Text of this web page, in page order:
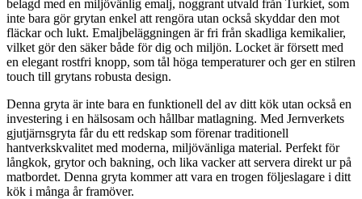
belagd med en miljövänlig emalj, noggrant utvald från Turkiet, som
inte bara gör grytan enkel att rengöra utan också skyddar den mot
fläckar och lukt. Emaljbeläggningen är fri från skadliga kemikalier,
vilket gör den säker både för dig och miljön. Locket är försett med
en elegant rostfri knopp, som tål höga temperaturer och ger en stilren
touch till grytans robusta design.
Denna gryta är inte bara en funktionell del av ditt kök utan också en
investering i en hälsosam och hållbar matlagning. Med Jernverkets
gjutjärnsgryta får du ett redskap som förenar traditionell
hantverkskvalitet med moderna, miljövänliga material. Perfekt för
långkok, grytor och bakning, och lika vacker att servera direkt ur på
matbordet. Denna gryta kommer att vara en trogen följeslagare i ditt
kök i många år framöver.